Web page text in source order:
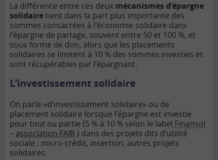
La différence entre ces deux mécanismes d’épargne
solidairetient dans la part plus importante des
sommes consacrées à l’économie solidaire dans
l’épargne de partage, souvent entre 50 et 100 %, et
sous forme de don, alors que les placements
solidaires se limitent à 10 % des sommes investies et
sont récupérables par l’épargnant.
L’investissement solidaire
On parle «d’investissement solidaire» ou de
placement solidaire lorsque l’épargne est investie
pour tout ou partie (5 % à 10 % selon le label Finansol
– association FAIR ) dans des projets dits d’utilité
sociale : micro-crédit, insertion, autres projets
solidaires.